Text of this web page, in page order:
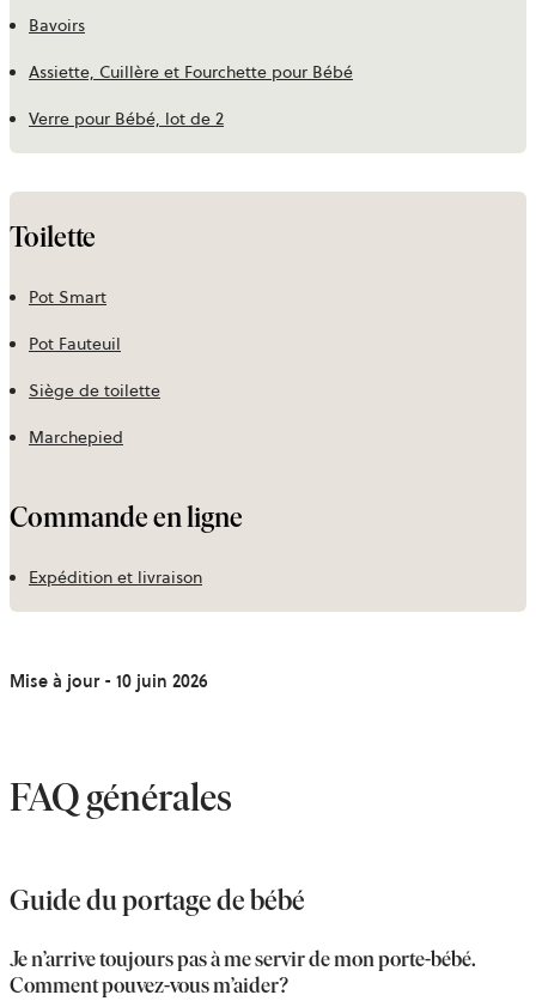
Bavoirs
Assiette, Cuillère et Fourchette pour Bébé
Verre pour Bébé, lot de 2
Toilette
Pot Smart
Pot Fauteuil
Siège de toilette
Marchepied
Commande en ligne
Expédition et livraison
Mise à jour - 10 juin 2026
FAQ générales
Guide du portage de bébé
Je n’arrive toujours pas à me servir de mon porte-bébé.
Comment pouvez-vous m’aider?